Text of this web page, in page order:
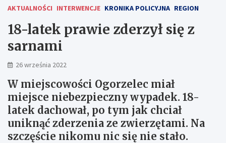
AKTUALNOŚCI INTERWENCJE KRONIKA POLICYJNA REGION
18-latek prawie zderzył się z
sarnami
26 września 2022
W miejscowości Ogorzelec miał
miejsce niebezpieczny wypadek. 18-
latek dachował, po tym jak chciał
uniknąć zderzenia ze zwierzętami. Na
szczęście nikomu nic się nie stało.